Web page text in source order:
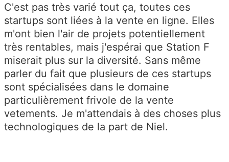
C'est pas très varié tout ça, toutes ces
startups sont liées à la vente en ligne. Elles
m'ont bien l'air de projets potentiellement
très rentables, mais j'espérai que Station F
miserait plus sur la diversité. Sans même
parler du fait que plusieurs de ces startups
sont spécialisées dans le domaine
particulièrement frivole de la vente
vetements. Je m'attendais à des choses plus
technologiques de la part de Niel.